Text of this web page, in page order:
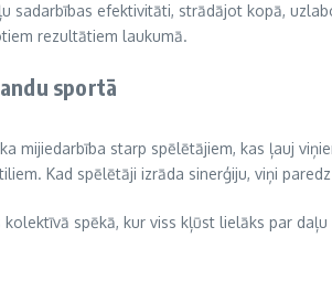
sadarbības efektivitāti, strādājot kopā,
rezultātiem laukumā.
sportā
mijiedarbība starp spēlētājiem, kas ļauj
Kad spēlētāji izrāda sinerģiju, viņi
spēkā, kur viss kļūst lielāks par